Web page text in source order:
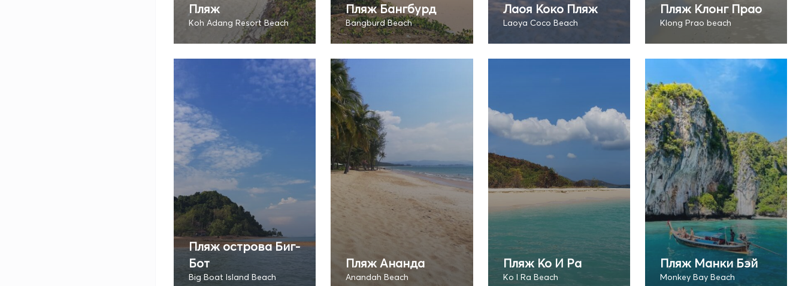
Пляж
Koh Adang Resort Beach
Пляж Бангбурд
Bangburd Beach
Лаоя Коко Пляж
Laoya Coco Beach
Пляж Клонг Прао
Klong Prao beach
Пляж острова Биг-
Бот
Big Boat Island Beach
Пляж Ананда
Anandah Beach
Пляж Ко И Ра
Ko I Ra Beach
Пляж Манки Бэй
Monkey Bay Beach